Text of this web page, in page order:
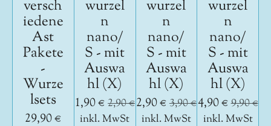
versch
iedene
Ast
Pakete
-
Wurze
lsets
29,90 €
wurzel
n
nano/
S - mit
Auswa
hl (X)
1,90 € 2,90 €
inkl. MwSt
wurzel
n
nano/
S - mit
Auswa
hl (X)
2,90 € 3,90 €
inkl. MwSt
wurzel
n
nano/
S - mit
Auswa
hl (X)
4,90 €9,90 €
inkl. MwSt